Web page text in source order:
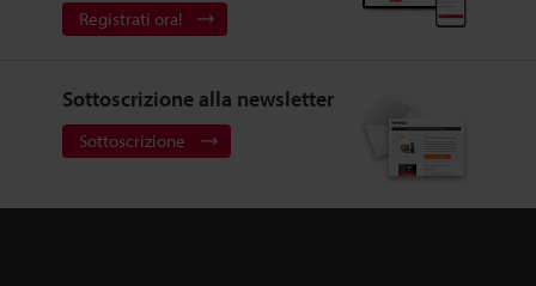
Registrati ora!
Sottoscrizione alla newsletter
Sottoscrizione